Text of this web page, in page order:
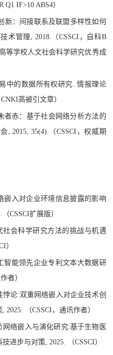
Q1 IF>10 ABS4）
新：间接联系及联盟多样性如何
术管理 , 2018. （CSSCI ，自科B
等学校人文社会科学研究优秀成
中的数据所有权研究 .情报理论
CNKI高被引文章）
者赤：基于社会网络分析方法的
, 2015, 35(4). （CSSCI ，权威期
嵌入对企业环境信息披露的影响
（CSSCI扩展版）
社会科学研究方法的挑战与机遇
）
智能领先企业专利文本大数据研
者）
悖论: 双重网络嵌入对企业技术创
, 2025. （CSSCI ，通讯作者）
网络嵌入与演化研究:基于生物医
技进步与对策 , 2025. （CSSCI）